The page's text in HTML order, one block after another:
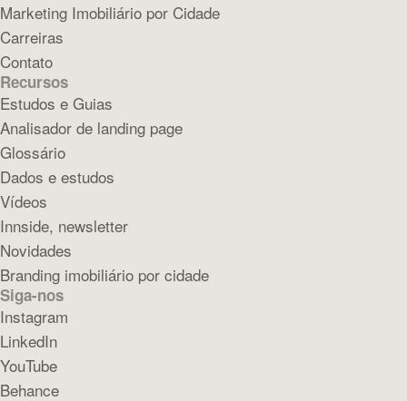
Marketing Imobiliário por Cidade
Carreiras
Contato
Recursos
Estudos e Guias
Analisador de landing page
Glossário
Dados e estudos
Vídeos
Innside, newsletter
Novidades
Branding imobiliário por cidade
Siga-nos
Instagram
LinkedIn
YouTube
Behance